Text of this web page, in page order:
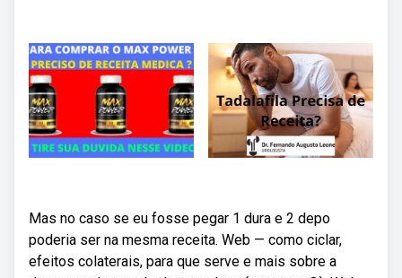
Mas no caso se eu fosse pegar 1 dura e 2 depo
poderia ser na mesma receita. Web — como ciclar,
efeitos colaterais, para que serve e mais sobre a